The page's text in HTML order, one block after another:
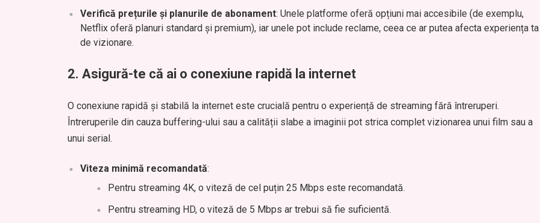
Verifică prețurile și planurile de abonament: Unele platforme oferă opțiuni mai accesibile (de exemplu,
Netflix oferă planuri standard și premium), iar unele pot include reclame, ceea ce ar putea afecta experiența ta
de vizionare.
2. Asigură-te că ai o conexiune rapidă la internet
O conexiune rapidă și stabilă la internet este crucială pentru o experiență de streaming fără întreruperi.
Întreruperile din cauza buffering-ului sau a calității slabe a imaginii pot strica complet vizionarea unui film sau a
unui serial.
Viteza minimă recomandată:
Pentru streaming 4K, o viteză de cel puțin 25 Mbps este recomandată.
Pentru streaming HD, o viteză de 5 Mbps ar trebui să fie suficientă.